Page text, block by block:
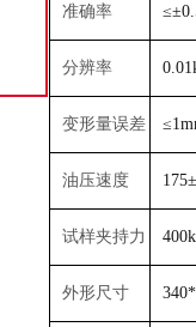
准确率
分辨率
变形量误差
油压速度
试样夹持力
外形尺寸